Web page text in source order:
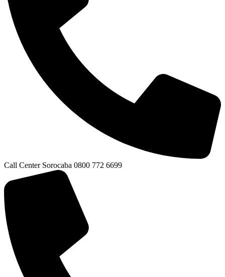
Call Center Sorocaba 0800 772 6699